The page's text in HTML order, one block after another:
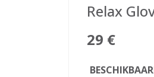
Relax
29 €